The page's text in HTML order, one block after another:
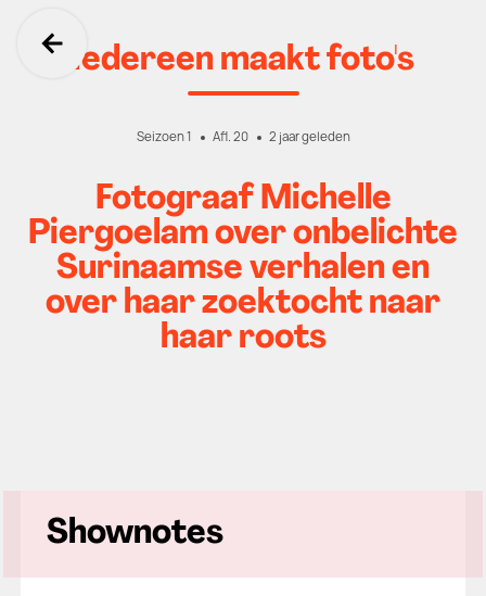
Ga terug
Iedereen maakt foto's
Seizoen 1 Afl. 20 2 jaar geleden
Fotograaf Michelle
Piergoelam over onbelichte
Surinaamse verhalen en
over haar zoektocht naar
haar roots
Shownotes